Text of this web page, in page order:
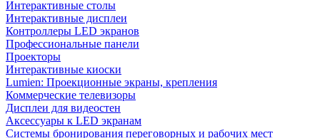
Интерактивные столы
Интерактивные дисплеи
Контроллеры LED экранов
Профессиональные панели
Проекторы
Интерактивные киоски
Lumien: Проекционные экраны, крепления
Коммерческие телевизоры
Дисплеи для видеостен
Аксессуары к LED экранам
Системы бронирования переговорных и рабочих мест